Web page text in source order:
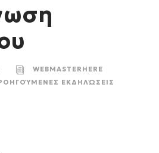
WEBMASTERHERE
ΕΚΔΗΛΏΣΕΙΣ